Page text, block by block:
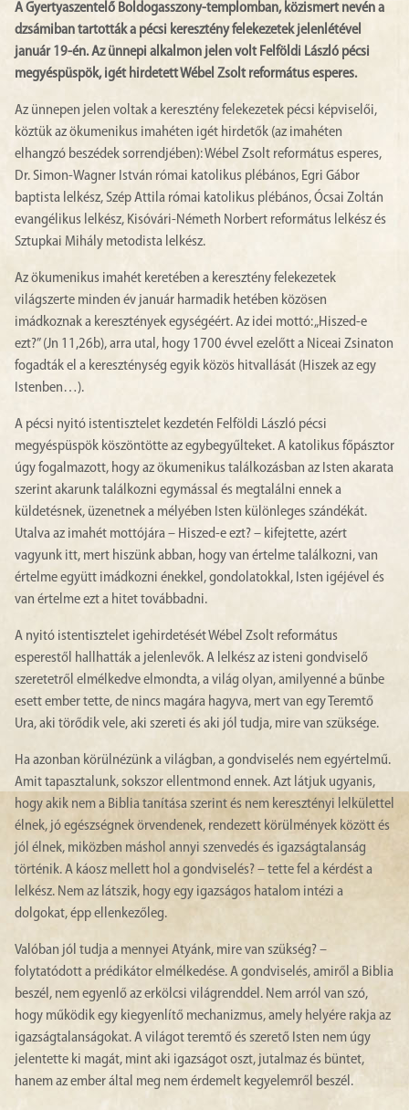
A Gyertyaszentelő Boldogasszony-templomban, közismert nevén a
dzsámiban tartották a pécsi keresztény felekezetek jelenlétével
január 19-én. Az ünnepi alkalmon jelen volt Felföldi László pécsi
megyéspüspök, igét hirdetett Wébel Zsolt református esperes.
Az ünnepen jelen voltak a keresztény felekezetek pécsi képviselői,
köztük az ökumenikus imahéten igét hirdetők (az imahéten
elhangzó beszédek sorrendjében): Wébel Zsolt református esperes,
Dr. Simon-Wagner István római katolikus plébános, Egri Gábor
baptista lelkész, Szép Attila római katolikus plébános, Ócsai Zoltán
evangélikus lelkész, Kisóvári-Németh Norbert református lelkész és
Sztupkai Mihály metodista lelkész.
Az ökumenikus imahét keretében a keresztény felekezetek
világszerte minden év január harmadik hetében közösen
imádkoznak a keresztények egységéért. Az idei mottó: „Hiszed-e
ezt?” (Jn 11,26b), arra utal, hogy 1700 évvel ezelőtt a Niceai Zsinaton
fogadták el a kereszténység egyik közös hitvallását (Hiszek az egy
Istenben…).
A pécsi nyitó istentisztelet kezdetén Felföldi László pécsi
megyéspüspök köszöntötte az egybegyűlteket. A katolikus főpásztor
úgy fogalmazott, hogy az ökumenikus találkozásban az Isten akarata
szerint akarunk találkozni egymással és megtalálni ennek a
küldetésnek, üzenetnek a mélyében Isten különleges szándékát.
Utalva az imahét mottójára – Hiszed-e ezt? – kifejtette, azért
vagyunk itt, mert hiszünk abban, hogy van értelme találkozni, van
értelme együtt imádkozni énekkel, gondolatokkal, Isten igéjével és
van értelme ezt a hitet továbbadni.
A nyitó istentisztelet igehirdetését Wébel Zsolt református
esperestől hallhatták a jelenlevők. A lelkész az isteni gondviselő
szeretetről elmélkedve elmondta, a világ olyan, amilyenné a bűnbe
esett ember tette, de nincs magára hagyva, mert van egy Teremtő
Ura, aki törődik vele, aki szereti és aki jól tudja, mire van szüksége.
Ha azonban körülnézünk a világban, a gondviselés nem egyértelmű.
Amit tapasztalunk, sokszor ellentmond ennek. Azt látjuk ugyanis,
hogy akik nem a Biblia tanítása szerint és nem keresztényi lelkülettel
élnek, jó egészségnek örvendenek, rendezett körülmények között és
jól élnek, miközben máshol annyi szenvedés és igazságtalanság
történik. A káosz mellett hol a gondviselés? – tette fel a kérdést a
lelkész. Nem az látszik, hogy egy igazságos hatalom intézi a
dolgokat, épp ellenkezőleg.
Valóban jól tudja a mennyei Atyánk, mire van szükség? –
folytatódott a prédikátor elmélkedése. A gondviselés, amiről a Biblia
beszél, nem egyenlő az erkölcsi világrenddel. Nem arról van szó,
hogy működik egy kiegyenlítő mechanizmus, amely helyére rakja az
igazságtalanságokat. A világot teremtő és szerető Isten nem úgy
jelentette ki magát, mint aki igazságot oszt, jutalmaz és büntet,
hanem az ember által meg nem érdemelt kegyelemről beszél.